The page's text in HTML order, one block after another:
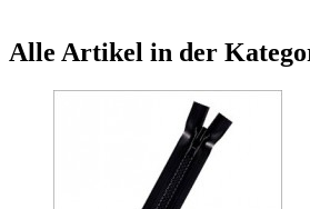
Alle Artikel in der